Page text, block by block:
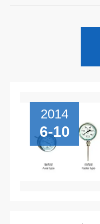
2014
6-10